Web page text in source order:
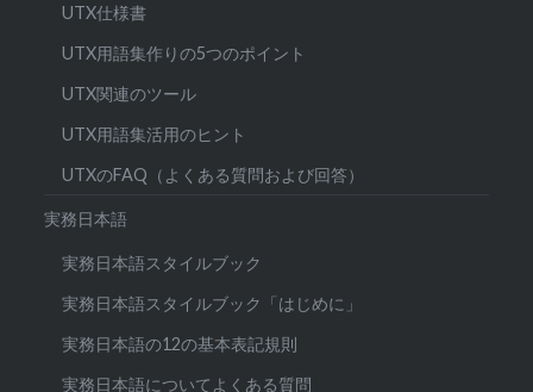
UTX仕様書
UTX用語集作りの5つのポイント
UTX関連のツール
UTX用語集活用のヒント
UTXのFAQ（よくある質問および回答）
実務日本語
実務日本語スタイルブック
実務日本語スタイルブック「はじめに」
実務日本語の12の基本表記規則
実務日本語についてよくある質問